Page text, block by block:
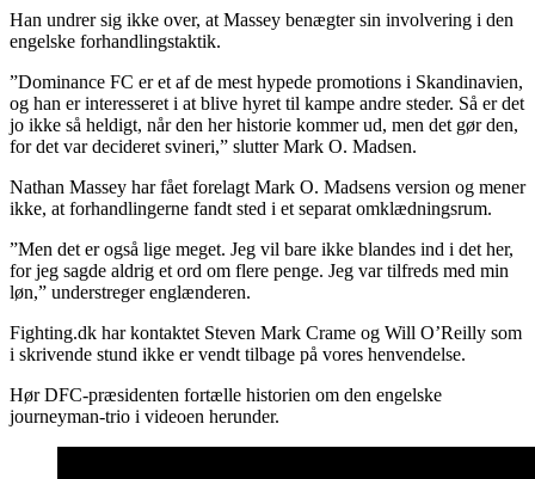
Han undrer sig ikke over, at Massey benægter sin involvering i den
engelske forhandlingstaktik.
”Dominance FC er et af de mest hypede promotions i Skandinavien,
og han er interesseret i at blive hyret til kampe andre steder. Så er det
jo ikke så heldigt, når den her historie kommer ud, men det gør den,
for det var decideret svineri,” slutter Mark O. Madsen.
Nathan Massey har fået forelagt Mark O. Madsens version og mener
ikke, at forhandlingerne fandt sted i et separat omklædningsrum.
”Men det er også lige meget. Jeg vil bare ikke blandes ind i det her,
for jeg sagde aldrig et ord om flere penge. Jeg var tilfreds med min
løn,” understreger englænderen.
Fighting.dk har kontaktet Steven Mark Crame og Will O’Reilly som
i skrivende stund ikke er vendt tilbage på vores henvendelse.
Hør DFC-præsidenten fortælle historien om den engelske
journeyman-trio i videoen herunder.